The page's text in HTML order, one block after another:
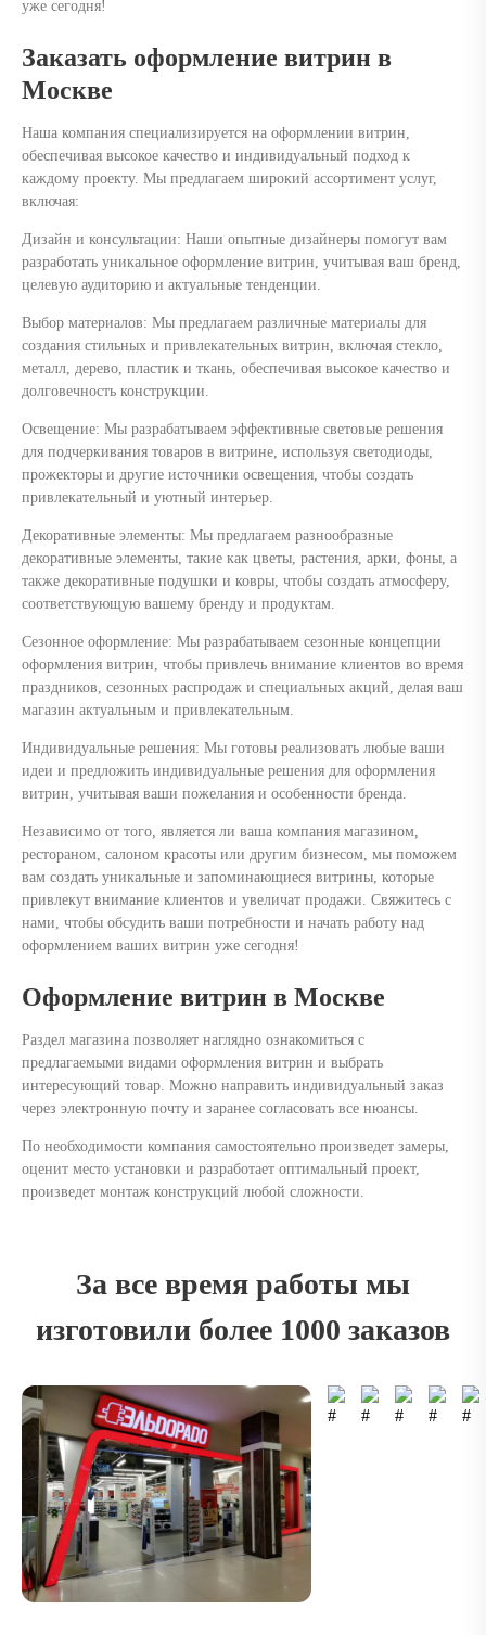
уже сегодня!
Заказать оформление витрин в
Москве
Наша компания специализируется на оформлении витрин,
обеспечивая высокое качество и индивидуальный подход к
каждому проекту. Мы предлагаем широкий ассортимент услуг,
включая:
Дизайн и консультации: Наши опытные дизайнеры помогут вам
разработать уникальное оформление витрин, учитывая ваш бренд,
целевую аудиторию и актуальные тенденции.
Выбор материалов: Мы предлагаем различные материалы для
создания стильных и привлекательных витрин, включая стекло,
металл, дерево, пластик и ткань, обеспечивая высокое качество и
долговечность конструкции.
Освещение: Мы разрабатываем эффективные световые решения
для подчеркивания товаров в витрине, используя светодиоды,
прожекторы и другие источники освещения, чтобы создать
привлекательный и уютный интерьер.
Декоративные элементы: Мы предлагаем разнообразные
декоративные элементы, такие как цветы, растения, арки, фоны, а
также декоративные подушки и ковры, чтобы создать атмосферу,
соответствующую вашему бренду и продуктам.
Сезонное оформление: Мы разрабатываем сезонные концепции
оформления витрин, чтобы привлечь внимание клиентов во время
праздников, сезонных распродаж и специальных акций, делая ваш
магазин актуальным и привлекательным.
Индивидуальные решения: Мы готовы реализовать любые ваши
идеи и предложить индивидуальные решения для оформления
витрин, учитывая ваши пожелания и особенности бренда.
Независимо от того, является ли ваша компания магазином,
рестораном, салоном красоты или другим бизнесом, мы поможем
вам создать уникальные и запоминающиеся витрины, которые
привлекут внимание клиентов и увеличат продажи. Свяжитесь с
нами, чтобы обсудить ваши потребности и начать работу над
оформлением ваших витрин уже сегодня!
Оформление витрин в Москве
Раздел магазина позволяет наглядно ознакомиться с
предлагаемыми видами оформления витрин и выбрать
интересующий товар. Можно направить индивидуальный заказ
через электронную почту и заранее согласовать все нюансы.
По необходимости компания самостоятельно произведет замеры,
оценит место установки и разработает оптимальный проект,
произведет монтаж конструкций любой сложности.
За все время работы мы
изготовили более 1000 заказов